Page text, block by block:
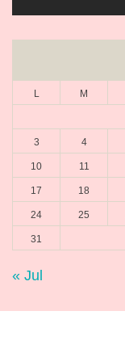
L M
3 4
10 11
17 18
24 25
31
« Jul